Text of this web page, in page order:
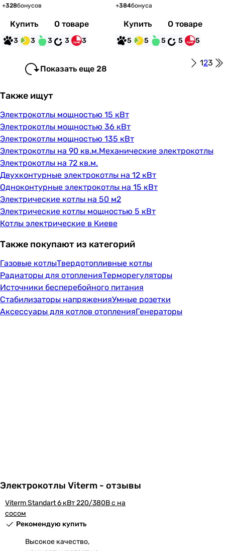
+328бонусов
Купить О товаре
3 3 3 3 3
+384бонуса
Купить О товаре
5 5 5 5 5
Показать еще 28
123
Также ищут
Электрокотлы мощностью 15 кВт
Электрокотлы мощностью 36 кВт
Электрокотлы мощностью 135 кВт
Электрокотлы на 90 кв.м.Механические электрокотлы
Электрокотлы на 72 кв.м.
Двухконтурные электрокотлы на 12 кВт
Одноконтурные электрокотлы на 15 кВт
Электрические котлы на 50 м2
Электрические котлы мощностью 5 кВт
Котлы электрические в Киеве
Также покупают из категорий
Газовые котлыТвердотопливные котлы
Радиаторы для отопленияТерморегуляторы
Источники бесперебойного питания
Стабилизаторы напряженияУмные розетки
Аксессуары для котлов отопленияГенераторы
Электрокотлы Viterm - отзывы
Viterm Standart 6 кВт 220/380В с на
сосом
Рекомендую купить
Высокое качество,